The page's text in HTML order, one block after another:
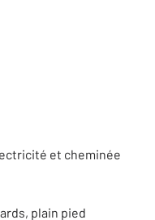
et cheminée
plain pied